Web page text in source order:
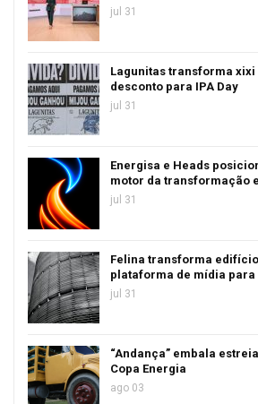
jul 31
Lagunitas transforma
desconto para IPA Day
jul 31
Energisa e Heads
motor da transformação
jul 31
Felina transforma
plataforma de mídia
jul 31
“Andança” embala
Copa Energia
ago 03